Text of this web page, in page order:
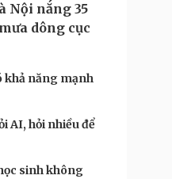
Nội nắng 35
dông cục
khả năng mạnh
AI, hỏi nhiều để
sinh không